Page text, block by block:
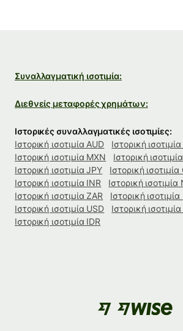
Συναλλαγματική ισοτιμία:
Διεθνείς μεταφορές χρημάτων:
Ιστορικές συναλλαγματικές ισοτιμίες:
Ιστορική ισοτιμία AUD
Ιστορική
Ιστορική ισοτιμία MXN
Ιστορική
Ιστορική ισοτιμία JPY
Ιστορική ισοτιμία
Ιστορική ισοτιμία INR
Ιστορική ισοτιμία
Ιστορική ισοτιμία ZAR
Ιστορική
Ιστορική ισοτιμία USD
Ιστορική
Ιστορική ισοτιμία IDR